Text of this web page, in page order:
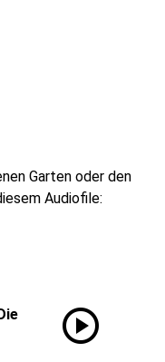
Garten oder den
Audiofile:
play_circle